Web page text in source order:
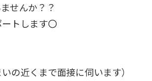
せんか？？
トします〇
の近くまで面接に伺います）